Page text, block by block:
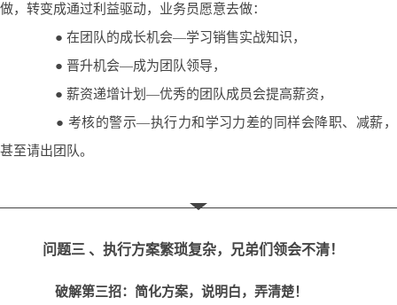
做，转变成通过利益驱动，业务员愿意去做：
● 在团队的成长机会—学习销售实战知识，
● 晋升机会—成为团队领导，
● 薪资递增计划—优秀的团队成员会提高薪资，
● 考核的警示—执行力和学习力差的同样会降职、减薪，
甚至请出团队。
问题三 、执行方案繁琐复杂，兄弟们领会不清！
破解第三招：简化方案，说明白，弄清楚！